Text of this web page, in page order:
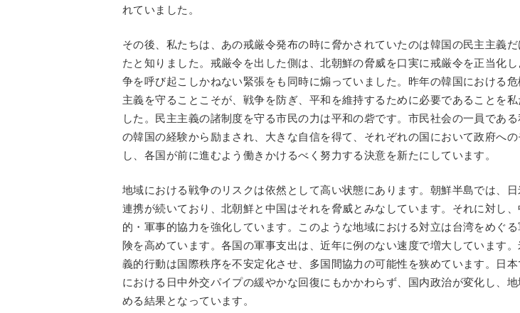
れていました。
その後、私たちは、あの戒厳令発布の時に脅かされていたのは韓国の民主主義だ
たと知りました。戒厳令を出した側は、北朝鮮の脅威を口実に戒厳令を正当化
争を呼び起こしかねない緊張をも同時に煽っていました。昨年の韓国における
主義を守ることこそが、戦争を防ぎ、平和を維持するために必要であることを私
した。民主主義の諸制度を守る市民の力は平和の砦です。市民社会の一員である
の韓国の経験から励まされ、大きな自信を得て、それぞれの国において政府へ
し、各国が前に進むよう働きかけるべく努力する決意を新たにしています。
地域における戦争のリスクは依然として高い状態にあります。朝鮮半島では、
連携が続いており、北朝鮮と中国はそれを脅威とみなしています。それに対し
的・軍事的協力を強化しています。このような地域における対立は台湾をめぐ
険を高めています。各国の軍事支出は、近年に例のない速度で増大しています
義的行動は国際秩序を不安定化させ、多国間協力の可能性を狭めています。日
における日中外交パイプの緩やかな回復にもかかわらず、国内政治が変化し、
める結果となっています。